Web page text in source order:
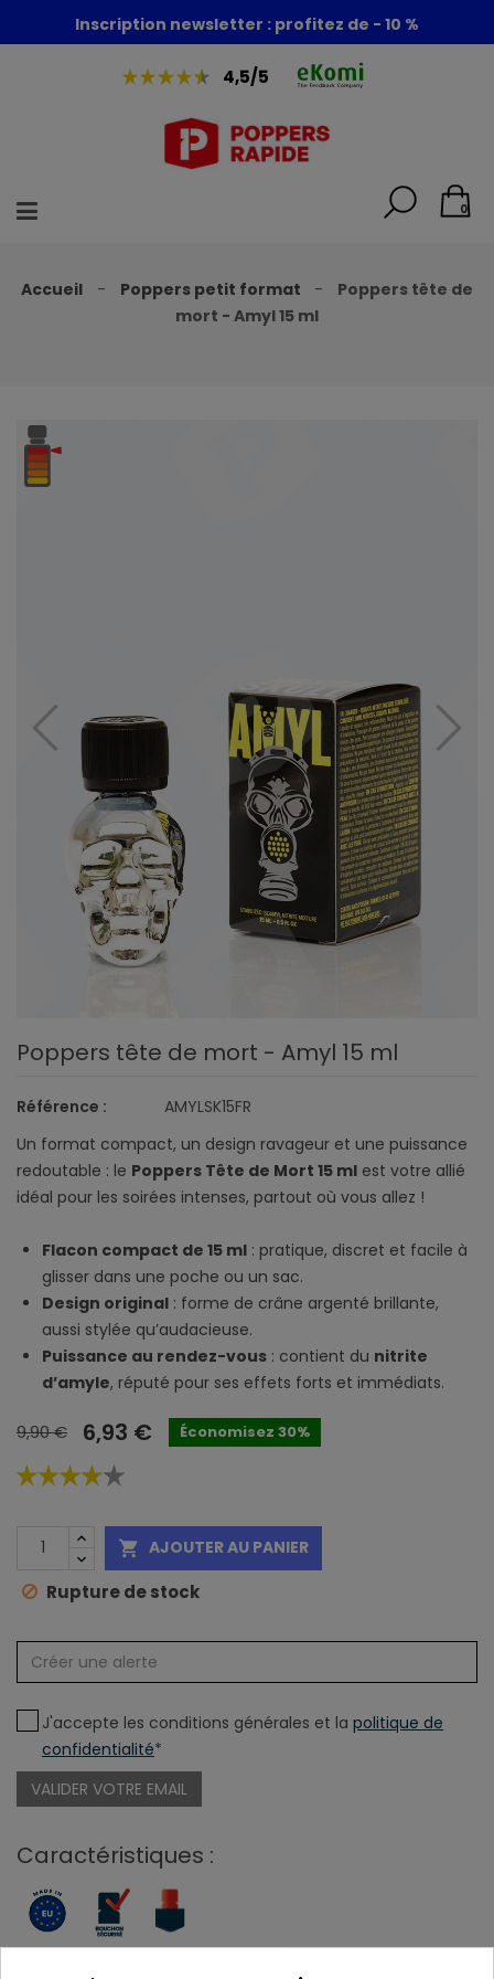
Foire aux poppers : - 30% + 1 poppers offert
Inscription newsletter : profitez de - 10 %
4,5/5
0
Accueil Poppers petit format
Poppers tête de
mort - Amyl 15 ml
Poppers tête de mort - Amyl 15 ml
Référence :
AMYLSK15FR
Un format compact, un design ravageur et une puissance
redoutable : le Poppers Tête de Mort 15 ml est votre allié
idéal pour les soirées intenses, partout où vous allez !
Flacon compact de 15 ml: pratique, discret et facile à
glisser dans une poche ou un sac.
Design original: forme de crâne argenté brillante,
aussi stylée qu’audacieuse.
Puissance au rendez-vous: contient du nitrite
d’amyle, réputé pour ses effets forts et immédiats.
9,90 € 6,93 € Économisez 30%
 AJOUTER AU PANIER
Rupture de stock
J'accepte les conditions générales et la politique de
confidentialité*
VALIDER VOTRE EMAIL
Caractéristiques :